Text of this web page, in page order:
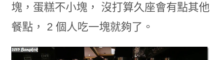
塊，蛋糕不小塊， 沒打算久座會有點其他
餐點， 2 個人吃一塊就夠了。